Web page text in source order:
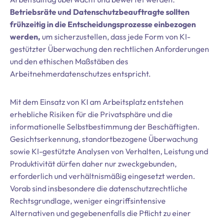
Betriebsräte und Datenschutzbeauftragte sollten
frühzeitig in die Entscheidungsprozesse einbezogen
werden, um sicherzustellen, dass jede Form von KI-
gestützter Überwachung den rechtlichen Anforderungen
und den ethischen Maßstäben des
Arbeitnehmerdatenschutzes entspricht.
Mit dem Einsatz von KI am Arbeitsplatz entstehen
erhebliche Risiken für die Privatsphäre und die
informationelle Selbstbestimmung der Beschäftigten.
Gesichtserkennung, standortbezogene Überwachung
sowie KI-gestützte Analysen von Verhalten, Leistung und
Produktivität dürfen daher nur zweckgebunden,
erforderlich und verhältnismäßig eingesetzt werden.
Vorab sind insbesondere die datenschutzrechtliche
Rechtsgrundlage, weniger eingriffsintensive
Alternativen und gegebenenfalls die Pflicht zu einer